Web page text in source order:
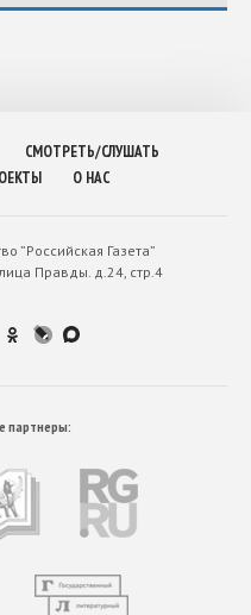
СМОТРЕТЬ/СЛУШАТЬ
О НАС
”Российская Газета”
Правды. д.24, стр.4
партнеры: